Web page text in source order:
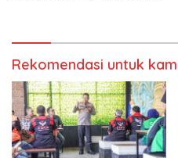
Rekomendasi untuk